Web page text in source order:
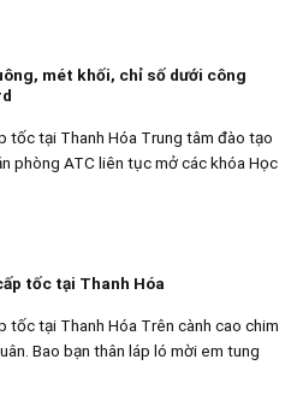
mét khối, chỉ số dưới công
tốc tại Thanh Hóa Trung tâm đào tạo
phòng ATC liên tục mở các khóa Học
tốc tại Thanh Hóa
tốc tại Thanh Hóa Trên cành cao chim
Bao bạn thân láp ló mời em tung